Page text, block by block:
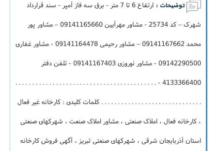
توضیحات :
ارتفاع 6 تا 7 متر - برق سه فاز آمپر - سند قرارداد
شهرک – کد 25734 - مشاور مهرآیین 09141165660 – مشاور پور
محمد 09141167662 – مشاور رحیمی 09141164478 - مشاور غفاری
09142290500 - مشاور نوروزی 09141167403 - تلفن دفتر
4133366400 - . . . . . . . . . . . . . . . . . . . . . . . . . . . . . . . . . . . . . . . . . .
. . . . . . . . . . . . . . . . . . . . . . . . . . . . . . کلمات کلیدی : کارخانه غیر فعال
، کارخانه فعال ، املاک صنعتی ، مشاور املاک صنعت ، شهرکهای صنعتی
استان آذربایجان شرقی ، شهرکهای صنعتی تبریز ، آگهی فروش کارخانه